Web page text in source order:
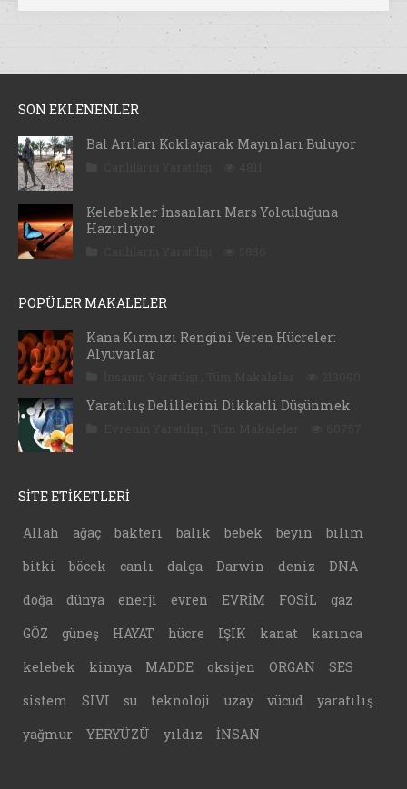
SON EKLENENLER
Bal Arıları Koklayarak Mayınları Buluyor
Kelebekler İnsanları Mars Yolculuğuna
Hazırlıyor
POPÜLER MAKALELER
Kana Kırmızı Rengini Veren Hücreler:
Alyuvarlar
Yaratılış Delillerini Dikkatli Düşünmek
SİTE ETİKETLERİ
Allah ağaç bakteri balık bebek beyin
bilim
bitki
böcek canlı dalga Darwin deniz
DNA
doğa
dünya enerji evren EVRİM FOSİL
gaz
GÖZ
güneş HAYAT hücre IŞIK kanat
karınca
kelebek
kimya MADDE oksijen ORGAN
SES
sistem
SIVI su teknoloji uzay vücud
yaratılış
yağmur
YERYÜZÜ yıldız İNSAN